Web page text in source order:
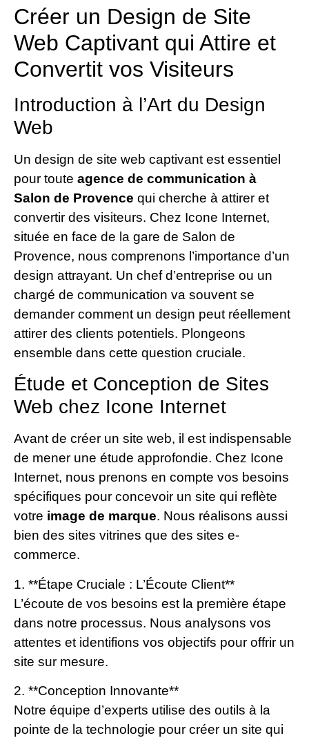
Créer un Design de Site
Web Captivant qui Attire et
Convertit vos Visiteurs
Introduction à l’Art du Design
Web
Un design de site web captivant est essentiel
pour toute agence de communication à
Salon de Provence qui cherche à attirer et
convertir des visiteurs. Chez Icone Internet,
située en face de la gare de Salon de
Provence, nous comprenons l’importance d’un
design attrayant. Un chef d’entreprise ou un
chargé de communication va souvent se
demander comment un design peut réellement
attirer des clients potentiels. Plongeons
ensemble dans cette question cruciale.
Étude et Conception de Sites
Web chez Icone Internet
Avant de créer un site web, il est indispensable
de mener une étude approfondie. Chez Icone
Internet, nous prenons en compte vos besoins
spécifiques pour concevoir un site qui reflète
votre image de marque. Nous réalisons aussi
bien des sites vitrines que des sites e-
commerce.
1. **Étape Cruciale : L’Écoute Client**
L’écoute de vos besoins est la première étape
dans notre processus. Nous analysons vos
attentes et identifions vos objectifs pour offrir un
site sur mesure.
2. **Conception Innovante**
Notre équipe d’experts utilise des outils à la
pointe de la technologie pour créer un site qui